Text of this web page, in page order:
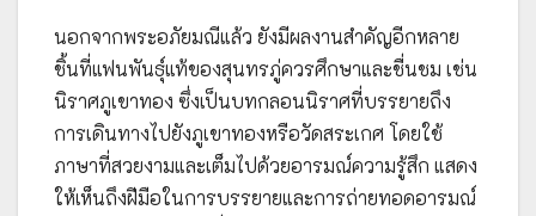
นอกจากพระอภัยมณีแล้ว ยังมีผลงานสำคัญอีกหลาย
ชิ้นที่แฟนพันธุ์แท้ของสุนทรภู่ควรศึกษาและชื่นชม เช่น
นิราศภูเขาทอง ซึ่งเป็นบทกลอนนิราศที่บรรยายถึง
การเดินทางไปยังภูเขาทองหรือวัดสระเกศ โดยใช้
ภาษาที่สวยงามและเต็มไปด้วยอารมณ์ความรู้สึก แสดง
ให้เห็นถึงฝีมือในการบรรยายและการถ่ายทอดอารมณ์